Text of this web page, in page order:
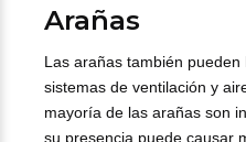
Arañas
Las arañas también
sistemas de ventilación y
mayoría de las arañas son
su presencia puede causar